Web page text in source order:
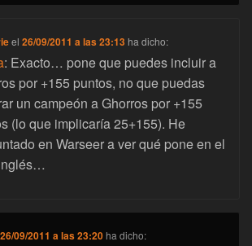
el26/09/2011 a las 23:13 ha dicho:
: Exacto… pone que puedes incluir a
por +155 puntos, no que puedas
un campeón a Ghorros por +155
(lo que implicaría 25+155). He
en Warseer a ver qué pone en el
26/09/2011 a las 23:20 ha dicho: